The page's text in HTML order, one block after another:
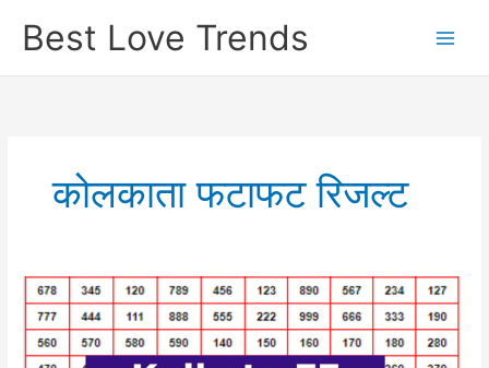
Best Love Trends
कोलकाता फटाफट रिजल्ट